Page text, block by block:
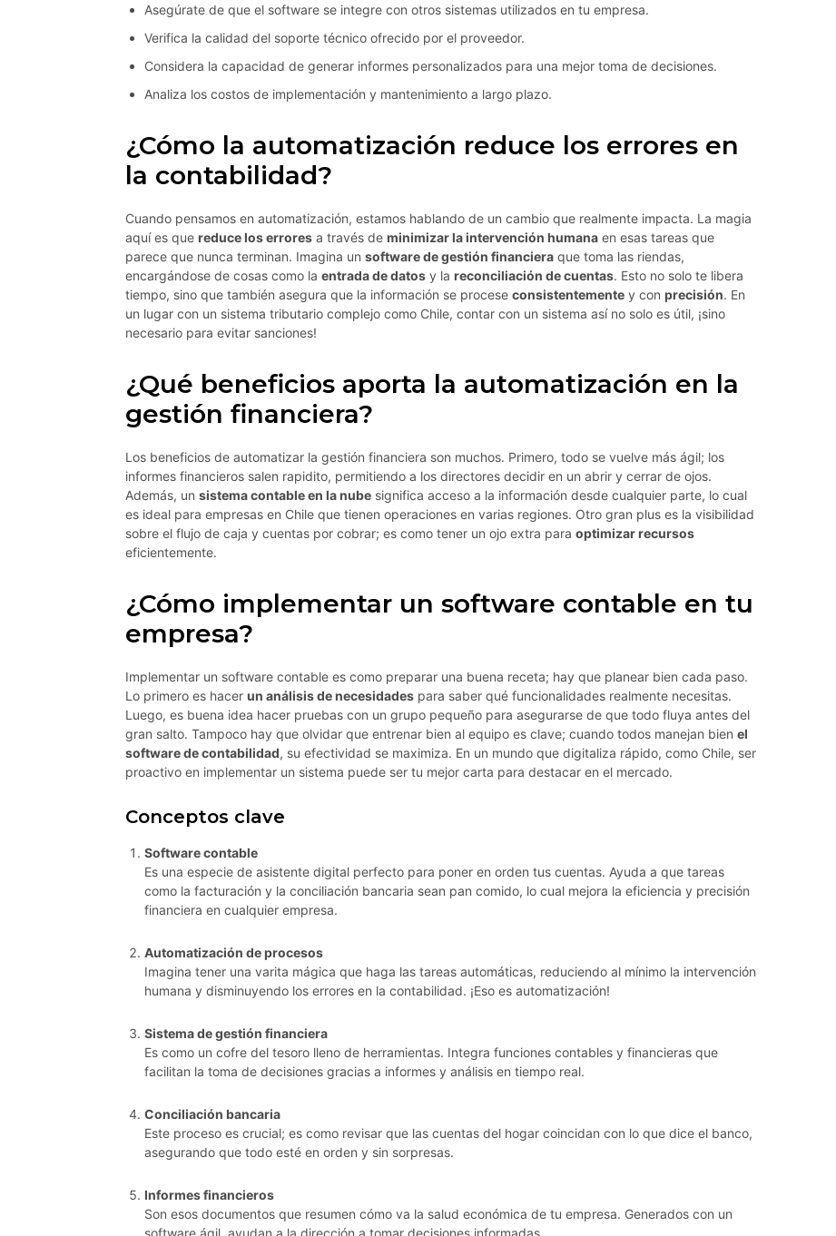
Asegúrate de que el software se integre con otros sistemas utilizados en tu empresa.
Verifica la calidad del soporte técnico ofrecido por el proveedor.
Considera la capacidad de generar informes personalizados para una mejor toma de decisiones.
Analiza los costos de implementación y mantenimiento a largo plazo.
¿Cómo la automatización reduce los errores en
la contabilidad?
Cuando pensamos en automatización, estamos hablando de un cambio que realmente impacta. La magia
aquí es que reduce los errores a través de minimizar la intervención humana en esas tareas que
parece que nunca terminan. Imagina un software de gestión financiera que toma las riendas,
encargándose de cosas como la entrada de datos y la reconciliación de cuentas. Esto no solo te libera
tiempo, sino que también asegura que la información se procese consistentemente y con precisión. En
un lugar con un sistema tributario complejo como Chile, contar con un sistema así no solo es útil, ¡sino
necesario para evitar sanciones!
¿Qué beneficios aporta la automatización en la
gestión financiera?
Los beneficios de automatizar la gestión financiera son muchos. Primero, todo se vuelve más ágil; los
informes financieros salen rapidito, permitiendo a los directores decidir en un abrir y cerrar de ojos.
Además, un sistema contable en la nube significa acceso a la información desde cualquier parte, lo cual
es ideal para empresas en Chile que tienen operaciones en varias regiones. Otro gran plus es la visibilidad
sobre el flujo de caja y cuentas por cobrar; es como tener un ojo extra para optimizar recursos
eficientemente.
¿Cómo implementar un software contable en tu
empresa?
Implementar un software contable es como preparar una buena receta; hay que planear bien cada paso.
Lo primero es hacer un análisis de necesidades para saber qué funcionalidades realmente necesitas.
Luego, es buena idea hacer pruebas con un grupo pequeño para asegurarse de que todo fluya antes del
gran salto. Tampoco hay que olvidar que entrenar bien al equipo es clave; cuando todos manejan bien el
software de contabilidad, su efectividad se maximiza. En un mundo que digitaliza rápido, como Chile, ser
proactivo en implementar un sistema puede ser tu mejor carta para destacar en el mercado.
Conceptos clave
Software contable
Es una especie de asistente digital perfecto para poner en orden tus cuentas. Ayuda a que tareas
como la facturación y la conciliación bancaria sean pan comido, lo cual mejora la eficiencia y precisión
financiera en cualquier empresa.
Automatización de procesos
Imagina tener una varita mágica que haga las tareas automáticas, reduciendo al mínimo la intervención
humana y disminuyendo los errores en la contabilidad. ¡Eso es automatización!
Sistema de gestión financiera
Es como un cofre del tesoro lleno de herramientas. Integra funciones contables y financieras que
facilitan la toma de decisiones gracias a informes y análisis en tiempo real.
Conciliación bancaria
Este proceso es crucial; es como revisar que las cuentas del hogar coincidan con lo que dice el banco,
asegurando que todo esté en orden y sin sorpresas.
Informes financieros
Son esos documentos que resumen cómo va la salud económica de tu empresa. Generados con un
software ágil, ayudan a la dirección a tomar decisiones informadas.